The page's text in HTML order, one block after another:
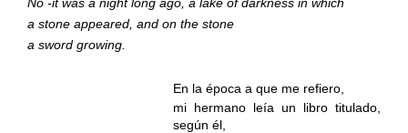
a stone appeared, and on the stone
a sword growing.
En la época a que me refiero,
mi hermano leía un libro titulado,
según él,